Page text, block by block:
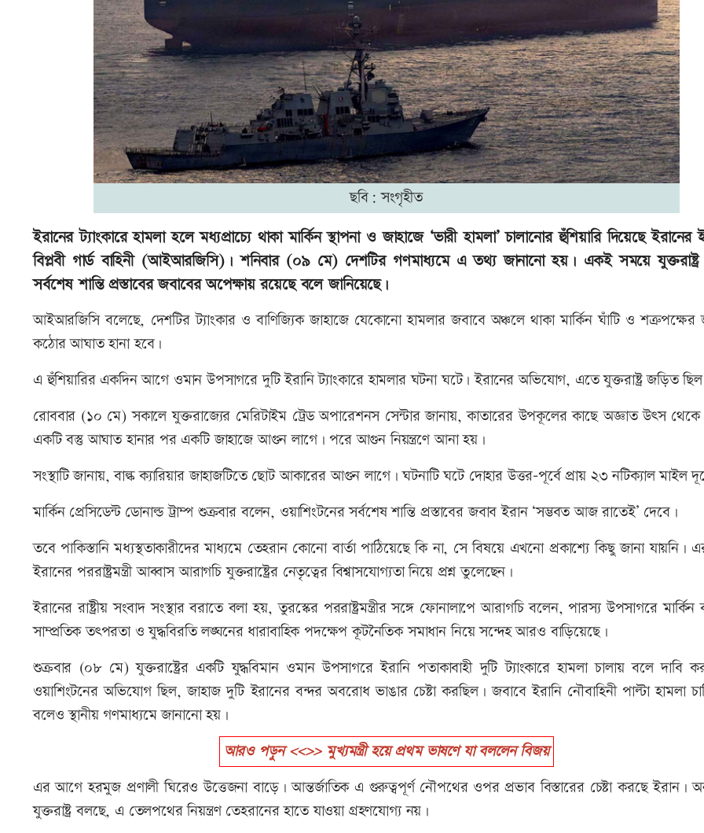
ছবি: সংগৃহীত
ইরানের ট্যাংকারে হামলা হলে মধ্যপ্রাচ্যে থাকা মার্কিন স্থাপনা ও জাহাজে ‘ভারী হামলা’ চালানোর হুঁশিয়ারি দিয়েছে ইরানের
বিপ্লবী গার্ড বাহিনী (আইআরজিসি)। শনিবার (০৯ মে) দেশটির গণমাধ্যমে এ তথ্য জানানো হয়। একই সময়ে যুক্তরাষ্ট্র
সর্বশেষ শান্তি প্রস্তাবের জবাবের অপেক্ষায় রয়েছে বলে জানিয়েছে।
আইআরজিসি বলেছে, দেশটির ট্যাংকার ও বাণিজ্যিক জাহাজে যেকোনো হামলার জবাবে অঞ্চলে থাকা মার্কিন ঘাঁটি ও শত্রুপক্ষের
কঠোর আঘাত হানা হবে।
এ হুঁশিয়ারির একদিন আগে ওমান উপসাগরে দুটি ইরানি ট্যাংকারে হামলার ঘটনা ঘটে। ইরানের অভিযোগ, এতে যুক্তরাষ্ট্র জড়িত
রোববার (১০ মে) সকালে যুক্তরাজ্যের মেরিটাইম ট্রেড অপারেশনস সেন্টার জানায়, কাতারের উপকূলের কাছে অজ্ঞাত উৎস থেকে
একটি বস্তু আঘাত হানার পর একটি জাহাজে আগুন লাগে। পরে আগুন নিয়ন্ত্রণে আনা হয়।
সংস্থাটি জানায়, বাল্ক ক্যারিয়ার জাহাজটিতে ছোট আকারের আগুন লাগে। ঘটনাটি ঘটে দোহার উত্তর-পূর্বে প্রায় ২৩ নটিক্যাল মাইল
মার্কিন প্রেসিডেন্ট ডোনাল্ড ট্রাম্প শুক্রবার বলেন, ওয়াশিংটনের সর্বশেষ শান্তি প্রস্তাবের জবাব ইরান ‘সম্ভবত আজ রাতেই’ দেবে।
তবে পাকিস্তানি মধ্যস্থতাকারীদের মাধ্যমে তেহরান কোনো বার্তা পাঠিয়েছে কি না, সে বিষয়ে এখনো প্রকাশ্যে কিছু জানা যায়নি।
ইরানের পররাষ্ট্রমন্ত্রী আব্বাস আরাগচি যুক্তরাষ্ট্রের নেতৃত্বের বিশ্বাসযোগ্যতা নিয়ে প্রশ্ন তুলেছেন।
ইরানের রাষ্ট্রীয় সংবাদ সংস্থার বরাতে বলা হয়, তুরস্কের পররাষ্ট্রমন্ত্রীর সঙ্গে ফোনালাপে আরাগচি বলেন, পারস্য উপসাগরে মার্কিন
সাম্প্রতিক তৎপরতা ও যুদ্ধবিরতি লঙ্ঘনের ধারাবাহিক পদক্ষেপ কূটনৈতিক সমাধান নিয়ে সন্দেহ আরও বাড়িয়েছে।
শুক্রবার (০৮ মে) যুক্তরাষ্ট্রের একটি যুদ্ধবিমান ওমান উপসাগরে ইরানি পতাকাবাহী দুটি ট্যাংকারে হামলা চালায় বলে দাবি
ওয়াশিংটনের অভিযোগ ছিল, জাহাজ দুটি ইরানের বন্দর অবরোধ ভাঙার চেষ্টা করছিল। জবাবে ইরানি নৌবাহিনী পাল্টা হামলা
বলেও স্থানীয় গণমাধ্যমে জানানো হয়।
আরও পড়ুন <<>> মুখ্যমন্ত্রী হয়ে প্রথম ভাষণে যা বললেন বিজয়
এর আগে হরমুজ প্রণালী ঘিরেও উত্তেজনা বাড়ে। আন্তর্জাতিক এ গুরুত্বপূর্ণ নৌপথের ওপর প্রভাব বিস্তারের চেষ্টা করছে ইরান।
যুক্তরাষ্ট্র বলছে, এ তেলপথের নিয়ন্ত্রণ তেহরানের হাতে যাওয়া গ্রহণযোগ্য নয়।